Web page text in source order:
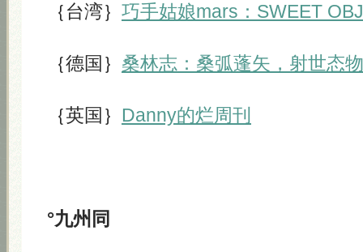
｛台湾｝ 巧手姑娘mars：SWEET
｛德国｝ 桑林志：桑弧蓬矢，射世态
｛英国｝ Danny的烂周刊
°九州同